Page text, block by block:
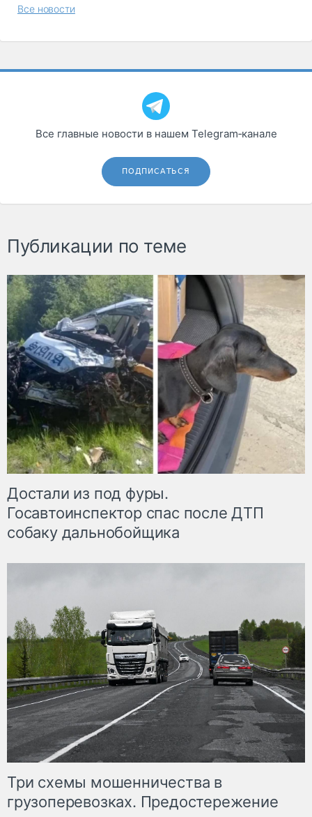
Все новости
Все главные новости в нашем Telegram‑канале
ПОДПИСАТЬСЯ
Публикации по теме
Достали из под фуры.
Госавтоинспектор спас после ДТП
собаку дальнобойщика
Три схемы мошенничества в
грузоперевозках. Предостережение